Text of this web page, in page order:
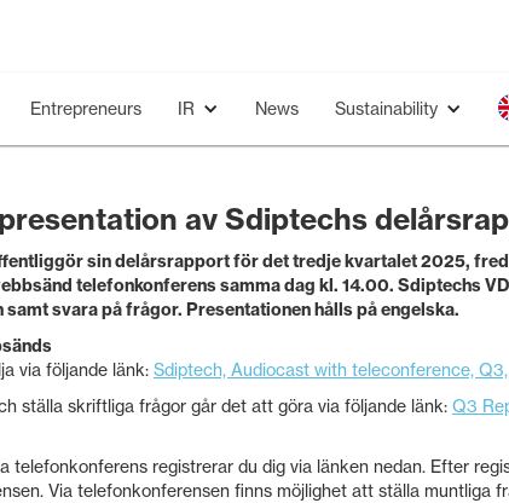
Entrepreneurs IR News Sustainability
av Sdiptechs
sin delårsrapport för det tredje kvartalet 2025,
telefonkonferens samma dag kl. 14.00. Sdiptechs
svara på frågor. Presentationen hålls på engelska.
via följande länk: Sdiptech, Audiocast with teleconference,
ställa skriftliga frågor går det att göra via följande länk: Q3
telefonkonferens registrerar du dig via länken nedan. Efter
Via telefonkonferensen finns möjlighet att ställa muntliga